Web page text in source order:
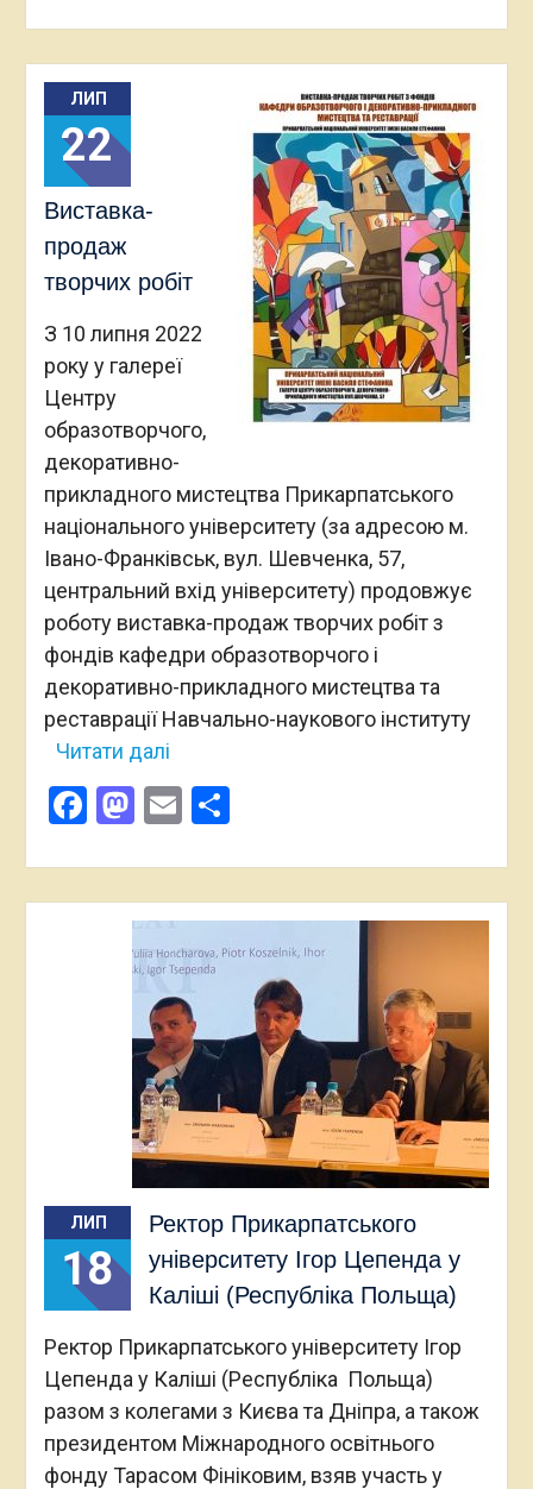
ЛИП
22
Виставка-
продаж
творчих робіт
З 10 липня 2022
року у галереї
Центру
образотворчого,
декоративно-
прикладного мистецтва Прикарпатського
національного університету (за адресою м.
Івано-Франківськ, вул. Шевченка, 57,
центральний вхід університету) продовжує
роботу виставка-продаж творчих робіт з
фондів кафедри образотворчого і
декоративно-прикладного мистецтва та
реставрації Навчально-наукового інституту
Читати далі
Facebook
Mastodon
EmailПоділитися
ЛИП
18
Ректор Прикарпатського
університету Ігор Цепенда у
Каліші (Республіка Польща)
Ректор Прикарпатського університету Ігор
Цепенда у Каліші (Республіка Польща)
разом з колегами з Києва та Дніпра, а також
президентом Міжнародного освітнього
фонду Тарасом Фініковим, взяв участь у